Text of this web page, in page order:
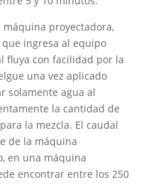
máquina proyectadora,
ingresa al equipo
fluya con facilidad por la
una vez aplicado
solamente agua al
la cantidad de
la mezcla. El caudal
de la máquina
en una máquina
encontrar entre los 250